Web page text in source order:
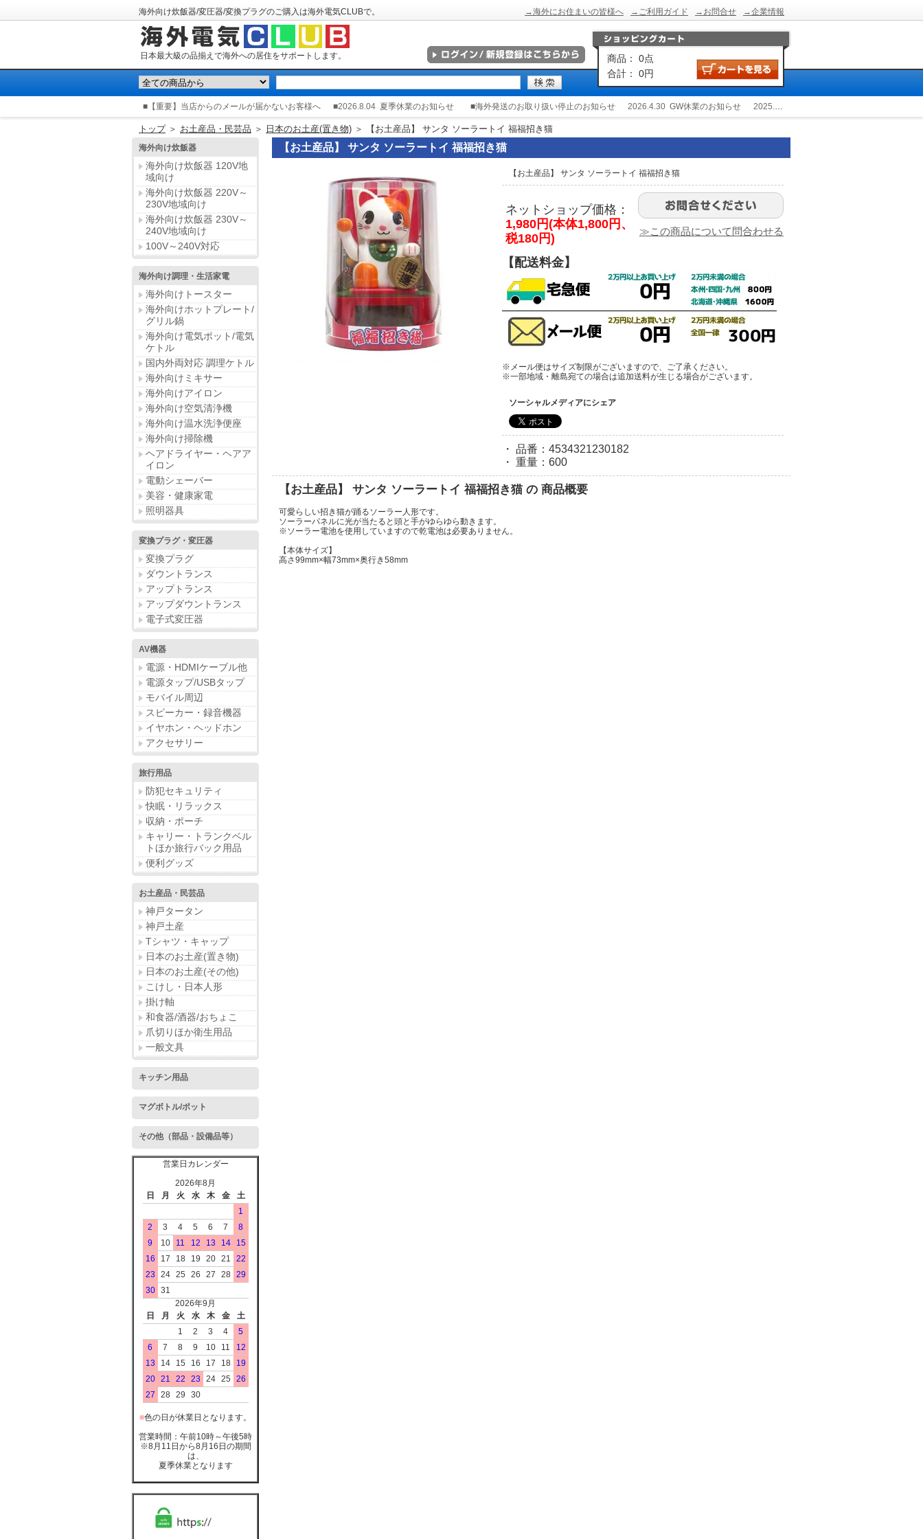
海外向け炊飯器/変圧器/変換プラグのご購入は海外電気CLUBで。 →企業情報
→お問合せ
→ご利用ガイド
→海外にお住まいの皆様へ
日本最大級の品揃えで海外への居住をサポートします。
商品： 0点
合計： 0円
■【重要】当店からのメールが届かないお客様へ ■2026.8.04 夏季休業のお知らせ ■海外発送のお取り扱い停止のお知らせ 2026.4.30 GW休業のお知らせ 2025.12.24
トップ＞ お土産品・民芸品 ＞ 日本のお土産(置き物) ＞ 【お土産品】 サンタ ソーラートイ 福福招き猫
海外向け炊飯器
海外向け炊飯器 120V地
域向け
海外向け炊飯器 220V～
230V地域向け
海外向け炊飯器 230V～
240V地域向け
100V～240V対応
海外向け調理・生活家電
海外向けトースター
海外向けホットプレート/
グリル鍋
海外向け電気ポット/電気
ケトル
国内外両対応 調理ケトル
海外向けミキサー
海外向けアイロン
海外向け空気清浄機
海外向け温水洗浄便座
海外向け掃除機
ヘアドライヤー・ヘアア
イロン
電動シェーバー
美容・健康家電
照明器具
変換プラグ・変圧器
変換プラグ
ダウントランス
アップトランス
アップダウントランス
電子式変圧器
AV機器
電源・HDMIケーブル他
電源タップ/USBタップ
モバイル周辺
スピーカー・録音機器
イヤホン・ヘッドホン
アクセサリー
旅行用品
防犯セキュリティ
快眠・リラックス
収納・ポーチ
キャリー・トランクベル
トほか旅行バック用品
便利グッズ
お土産品・民芸品
神戸タータン
神戸土産
Tシャツ・キャップ
日本のお土産(置き物)
日本のお土産(その他)
こけし・日本人形
掛け軸
和食器/酒器/おちょこ
爪切りほか衛生用品
一般文具
キッチン用品
マグボトル/ポット
その他（部品・設備品等）
営業日カレンダー
2026年8月
日
月 火 水 木 金
土
1
2
3 4 5 6 7
8
9
10 11 12 13 14
15
16
17 18 19 20 21
22
23
24 25 26 27 28
29
30
31
2026年9月
日
月 火 水 木 金
土
1
2 3 4
5
6
7 8 9 10 11
12
13
14 15 16 17 18
19
20
21 22 23 24 25
26
27
28 29 30
■色の日が休業日となります。
営業時間：午前10時～午後5時
※8月11日から8月16日の期間
は、
夏季休業となります
【お土産品】 サンタ ソーラートイ 福福招き猫
【お土産品】 サンタ ソーラートイ 福福招き猫
ネットショップ価格：
1,980円(本体1,800円、
税180円)
≫この商品について問合わせる
【配送料金】
※メール便はサイズ制限がございますので、ご了承ください。
※一部地域・離島宛ての場合は追加送料が生じる場合がございます。
ソーシャルメディアにシェア
・ 品番：4534321230182
・ 重量：600
【お土産品】 サンタ ソーラートイ 福福招き猫 の 商品概要
可愛らしい招き猫が踊るソーラー人形です。
ソーラーパネルに光が当たると頭と手がゆらゆら動きます。
※ソーラー電池を使用していますので乾電池は必要ありません。
【本体サイズ】
高さ99mm×幅73mm×奥行き58mm